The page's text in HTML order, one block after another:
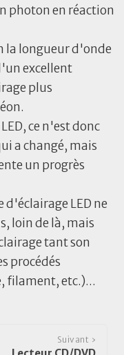
photon en réaction
la longueur d'onde
excellent
plus
ce n'est donc
a changé, mais
un progrès
LED ne
loin de là, mais
tant son
procédés
filament, etc.)...
Suivant ›